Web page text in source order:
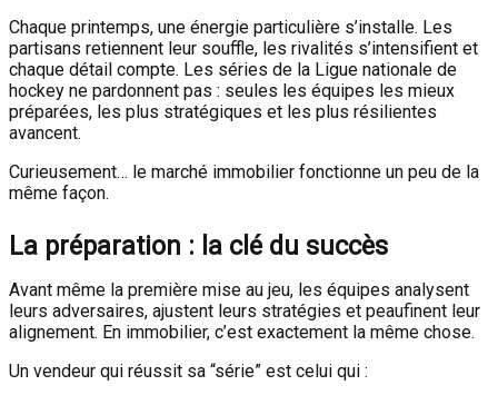
Chaque printemps, une énergie particulière s’installe. Les
partisans retiennent leur souffle, les rivalités s’intensifient et
chaque détail compte. Les séries de la Ligue nationale de
hockey ne pardonnent pas : seules les équipes les mieux
préparées, les plus stratégiques et les plus résilientes
avancent.
Curieusement… le marché immobilier fonctionne un peu de la
même façon.
La préparation : la clé du succès
Avant même la première mise au jeu, les équipes analysent
leurs adversaires, ajustent leurs stratégies et peaufinent leur
alignement. En immobilier, c’est exactement la même chose.
Un vendeur qui réussit sa “série” est celui qui :